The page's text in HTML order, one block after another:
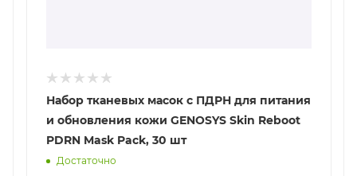
Набор тканевых масок с ПДРН для питания
и обновления кожи GENOSYS Skin Reboot
PDRN Mask Pack, 30 шт
Достаточно